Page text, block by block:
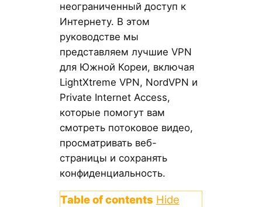
неограниченный доступ к
Интернету. В этом
руководстве мы
представляем лучшие VPN
для Южной Кореи, включая
LightXtreme VPN, NordVPN и
Private Internet Access,
которые помогут вам
смотреть потоковое видео,
просматривать веб-
страницы и сохранять
конфиденциальность.
Table of contents Hide